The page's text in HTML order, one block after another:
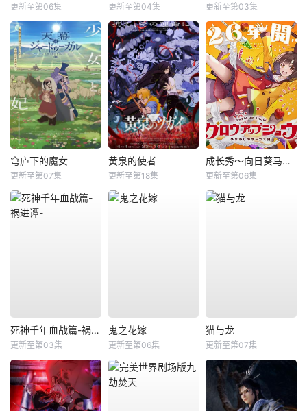
更新至第06集 更新至第04集 更新至第03集
穹庐下的魔女
更新至第07集
黄泉的使者
更新至第18集
成长秀～向日葵马戏团～
更新至第06集
死神千年血战篇-祸进谭-
更新至第03集
鬼之花嫁
更新至第06集
猫与龙
更新至第07集